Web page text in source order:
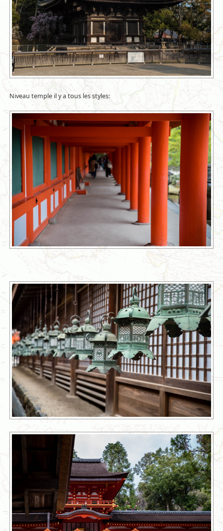
Niveau temple il y a tous les styles: